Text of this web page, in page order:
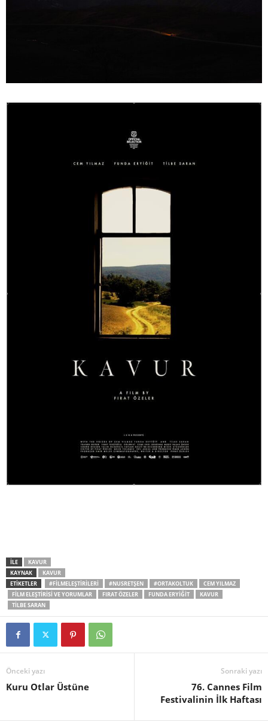
İLE
KAVUR
KAYNAK
KAVUR
ETİKETLER
#FILMELEŞTIRILERI #NUSRETŞEN #ORTAKOLTUK
CEM YILMAZ
FILM ELEŞTIRISI VE YORUMLAR
FIRAT ÖZELER FUNDA ERYIĞIT
KAVUR
TILBE SARAN
Önceki yazı
Kuru Otlar Üstüne
Sonraki yazı
76. Cannes Film
Festivalinin İlk Haftası